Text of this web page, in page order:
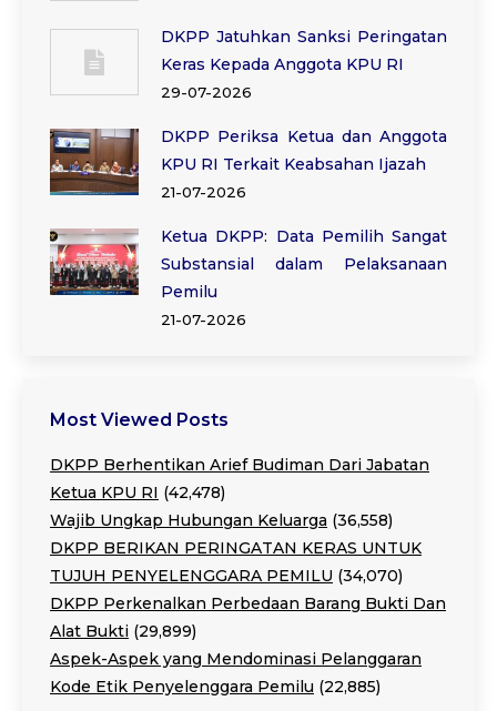
DKPP Jatuhkan Sanksi Peringatan
Keras Kepada Anggota KPU RI
29-07-2026
DKPP Periksa Ketua dan Anggota
KPU RI Terkait Keabsahan Ijazah
21-07-2026
Ketua DKPP: Data Pemilih Sangat
Substansial dalam Pelaksanaan
Pemilu
21-07-2026
Most Viewed Posts
DKPP Berhentikan Arief Budiman Dari Jabatan
Ketua KPU RI (42,478)
Wajib Ungkap Hubungan Keluarga (36,558)
DKPP BERIKAN PERINGATAN KERAS UNTUK
TUJUH PENYELENGGARA PEMILU (34,070)
DKPP Perkenalkan Perbedaan Barang Bukti Dan
Alat Bukti (29,899)
Aspek-Aspek yang Mendominasi Pelanggaran
Kode Etik Penyelenggara Pemilu (22,885)